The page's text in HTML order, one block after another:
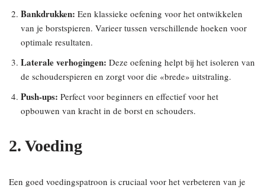
Bankdrukken: Een klassieke oefening voor het ontwikkelen
van je borstspieren. Varieer tussen verschillende hoeken voor
optimale resultaten.
Laterale verhogingen: Deze oefening helpt bij het isoleren van
de schouderspieren en zorgt voor die «brede» uitstraling.
Push-ups: Perfect voor beginners en effectief voor het
opbouwen van kracht in de borst en schouders.
2. Voeding
Een goed voedingspatroon is cruciaal voor het verbeteren van je